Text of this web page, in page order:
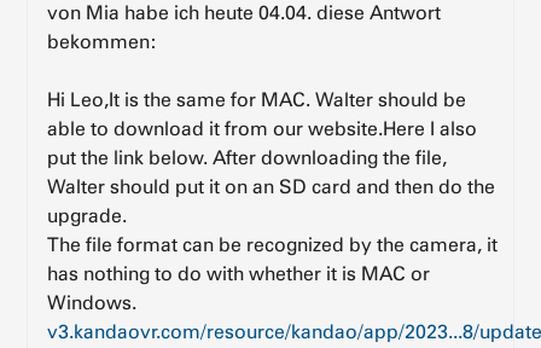
von Mia habe ich heute 04.04. diese Antwort
bekommen:
Hi Leo,It is the same for MAC. Walter should be
able to download it from our website.Here I also
put the link below. After downloading the file,
Walter should put it on an SD card and then do the
upgrade.
The file format can be recognized by the camera, it
has nothing to do with whether it is MAC or
Windows.
v3.kandaovr.com/resource/kandao/app/2023...8/